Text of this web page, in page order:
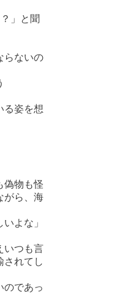
」と聞
らないの
る姿を想
偽物も怪
がら、海
よな」
いつも言
されてし
のであっ